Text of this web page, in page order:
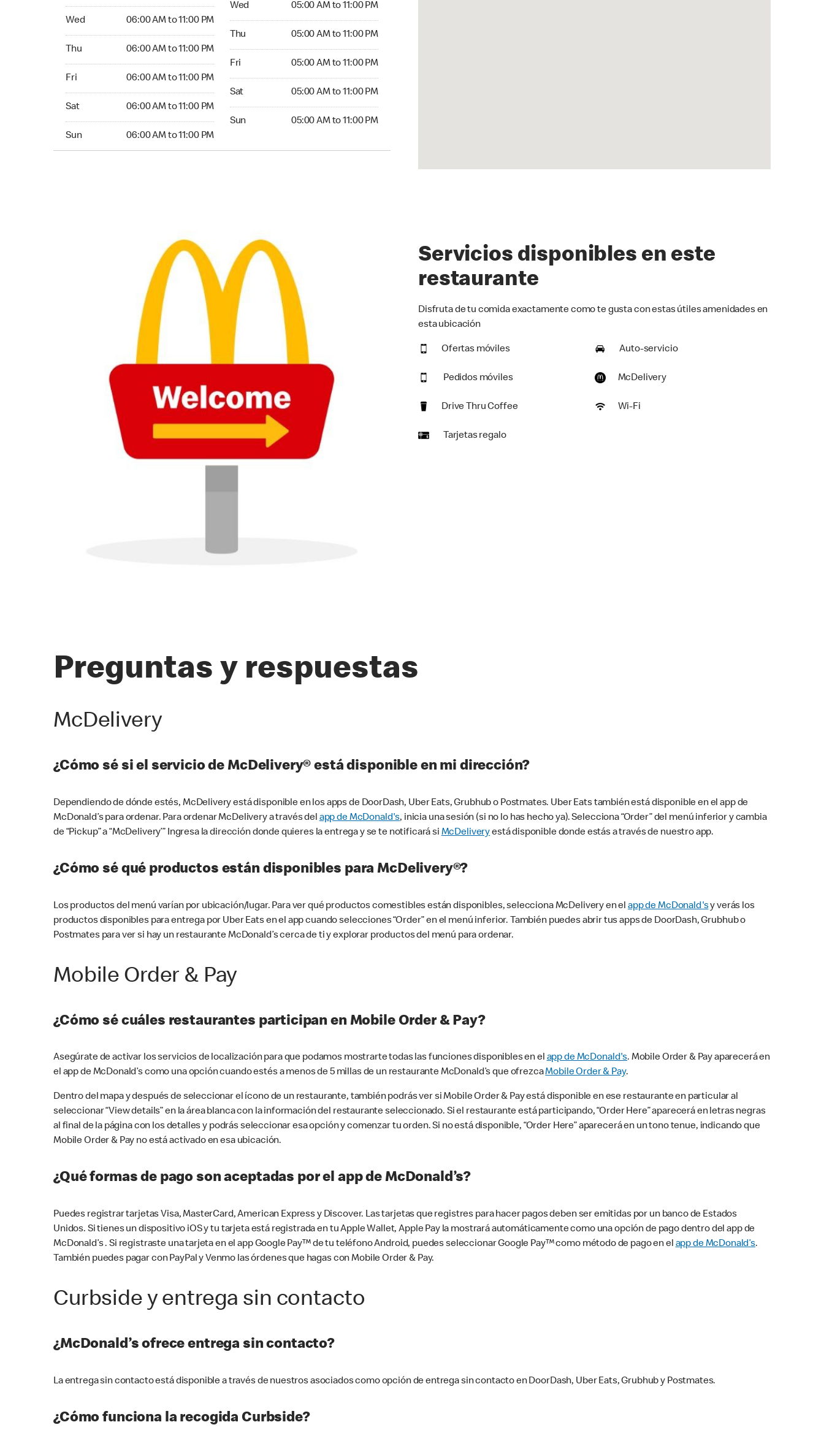
Wed 06:00 AM to 11:00 PM
Thu 06:00 AM to 11:00 PM
Fri 06:00 AM to 11:00 PM
Sat 06:00 AM to 11:00 PM
Sun 06:00 AM to 11:00 PM
Wed 05:00 AM to 11:00 PM
Thu 05:00 AM to 11:00 PM
Fri 05:00 AM to 11:00 PM
Sat 05:00 AM to 11:00 PM
Sun 05:00 AM to 11:00 PM
Servicios disponibles en este
restaurante
Disfruta de tu comida exactamente como te gusta con estas útiles amenidades en
esta ubicación
Ofertas móviles Auto-servicio
Pedidos móviles McDelivery
Drive Thru Coffee Wi-Fi
Tarjetas regalo
Preguntas y respuestas
McDelivery
¿Cómo sé si el servicio de McDelivery® está disponible en mi dirección?
Dependiendo de dónde estés, McDelivery está disponible en los apps de DoorDash, Uber Eats, Grubhub o Postmates. Uber Eats también está disponible en el app de
McDonald’s para ordenar. Para ordenar McDelivery a través del app de McDonald's, inicia una sesión (si no lo has hecho ya). Selecciona “Order” del menú inferior y cambia
de “Pickup” a “McDelivery’” Ingresa la dirección donde quieres la entrega y se te notificará si McDeliveryestá disponible donde estás a través de nuestro app.
¿Cómo sé qué productos están disponibles para McDelivery®?
Los productos del menú varían por ubicación/lugar. Para ver qué productos comestibles están disponibles, selecciona McDelivery en elapp de McDonald'sy verás los
productos disponibles para entrega por Uber Eats en el app cuando selecciones “Order” en el menú inferior. También puedes abrir tus apps de DoorDash, Grubhub o
Postmates para ver si hay un restaurante McDonald’s cerca de ti y explorar productos del menú para ordenar.
Mobile Order & Pay
¿Cómo sé cuáles restaurantes participan en Mobile Order & Pay?
Asegúrate de activar los servicios de localización para que podamos mostrarte todas las funciones disponibles en elapp de McDonald's. Mobile Order & Pay aparecerá en
el app de McDonald’s como una opción cuando estés a menos de 5 millas de un restaurante McDonald’s que ofrezcaMobile Order & Pay.
Dentro del mapa y después de seleccionar el ícono de un restaurante, también podrás ver si Mobile Order & Pay está disponible en ese restaurante en particular al
seleccionar “View details” en la área blanca con la información del restaurante seleccionado. Si el restaurante está participando, “Order Here” aparecerá en letras negras
al final de la página con los detalles y podrás seleccionar esa opción y comenzar tu orden. Si no está disponible, “Order Here” aparecerá en un tono tenue, indicando que
Mobile Order & Pay no está activado en esa ubicación.
¿Qué formas de pago son aceptadas por el app de McDonald’s?
Puedes registrar tarjetas Visa, MasterCard, American Express y Discover. Las tarjetas que registres para hacer pagos deben ser emitidas por un banco de Estados
Unidos. Si tienes un dispositivo iOS y tu tarjeta está registrada en tu Apple Wallet, Apple Pay la mostrará automáticamente como una opción de pago dentro del app de
McDonald’s . Si registraste una tarjeta en el app Google Pay™ de tu teléfono Android, puedes seleccionar Google Pay™ como método de pago en elapp de McDonald’s.
También puedes pagar con PayPal y Venmo las órdenes que hagas con Mobile Order & Pay.
Curbside y entrega sin contacto
¿McDonald’s ofrece entrega sin contacto?
La entrega sin contacto está disponible a través de nuestros asociados como opción de entrega sin contacto en DoorDash, Uber Eats, Grubhub y Postmates.
¿Cómo funciona la recogida Curbside?